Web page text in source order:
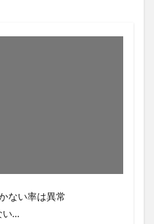
ない率は異常
い…